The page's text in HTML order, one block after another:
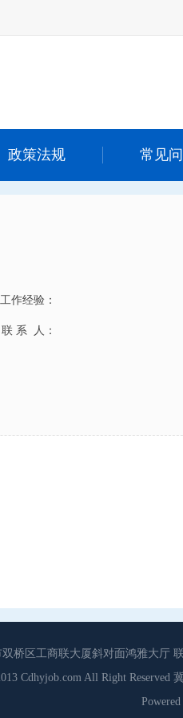
政策法规 常见
工作经验：
联 系 人：
桥区工商联大厦斜对面鸿雅大厅
Cdhyjob.com All Right Reserved